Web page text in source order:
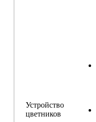
Устройство
цветников